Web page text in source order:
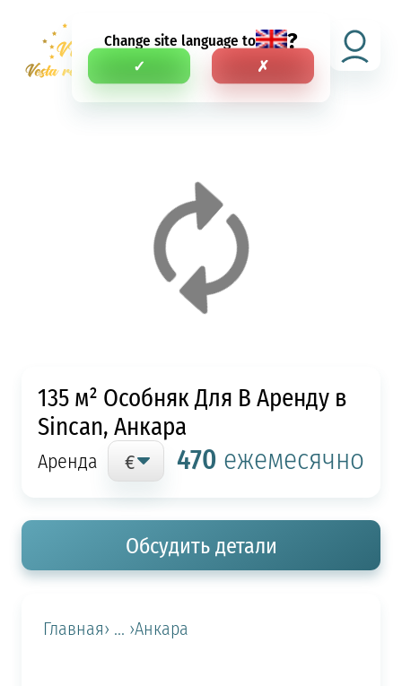
Change site language to ?
✓ ✗
RU
135 м² Особняк Для В Аренду в
Sincan, Анкара
Аренда 470 ежемесячно
Обсудить детали
Главная› ... ›Анкара